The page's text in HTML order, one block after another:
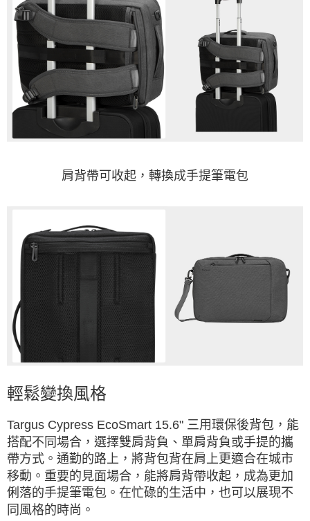
肩背帶可收起，轉換成手提筆電包
輕鬆變換風格
Targus Cypress EcoSmart 15.6" 三用環保後背包，能
搭配不同場合，選擇雙肩背負、單肩背負或手提的攜
帶方式。通勤的路上，將背包背在肩上更適合在城市
移動。重要的見面場合，能將肩背帶收起，成為更加
俐落的手提筆電包。在忙碌的生活中，也可以展現不
同風格的時尚。